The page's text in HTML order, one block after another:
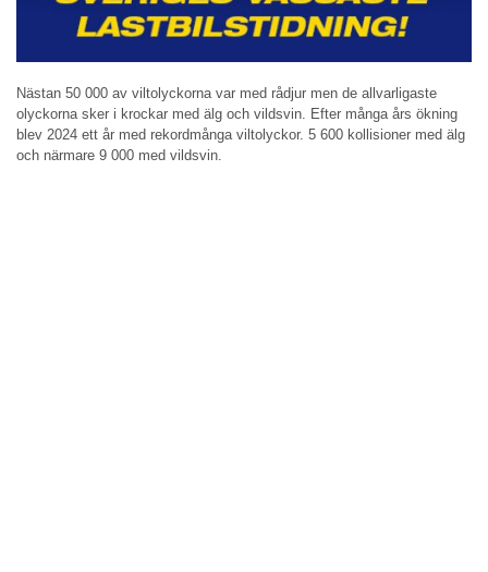
Nästan 50 000 av viltolyckorna var med rådjur men de allvarligaste
olyckorna sker i krockar med älg och vildsvin. Efter många års ökning
blev 2024 ett år med rekordmånga viltolyckor. 5 600 kollisioner med älg
och närmare 9 000 med vildsvin.